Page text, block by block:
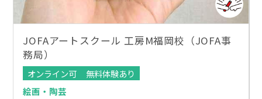
JOFAアートスクール 工房M福岡校（JOFA事
務局）
オンライン可
無料体験あり
絵画・陶芸